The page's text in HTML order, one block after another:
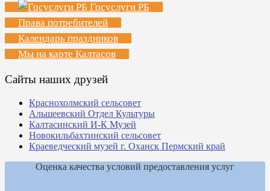
Госуслуги РБ
Права потребителей
Календарь праздников
Мы на карте Калтасов
Сайты наших друзей
Краснохолмский сельсовет
Альшеевский Отдел Культуры
Калтасинский И-К Музей
Новокильбахтинский сельсовет
Краеведческий музей г. Оханск Пермский край
Оценка качества условий предоставления услуг